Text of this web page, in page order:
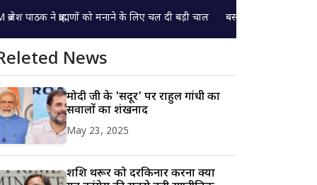
ब्राह्मणों को मनाने के लिए चल दी बड़ी चाल बसपा सुप्रीमो मायावती का बड़ा
News
मोदी जी के 'सिंदूर' पर राहुल गांधी का
सवालों का शंखनाद
May 23, 2025
शशि थरूर को दरकिनार करना क्या